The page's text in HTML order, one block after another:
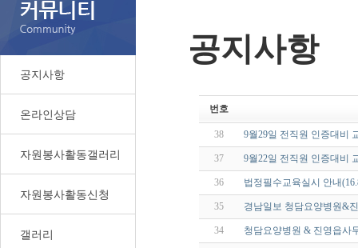
공지사항
온라인상담
자원봉사활동갤러리
자원봉사활동신청
갤러리
공지사항
번호
38 9월29일 전직원 인증대비
37 9월22일 전직원 인증대비
36 법정필수교육실시 안내
35 경남일보 청담요양병원&
34 청담요양병원 & 진영읍사